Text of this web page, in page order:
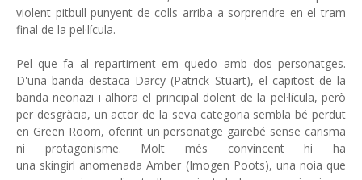
violent pitbull punyent de colls arriba a sorprendre en el tram
final de la pel·lícula.
Pel que fa al repartiment em quedo amb dos personatges.
D'una banda destaca Darcy (Patrick Stuart), el capitost de la
banda neonazi i alhora el principal dolent de la pel·lícula, però
per desgràcia, un actor de la seva categoria sembla bé perdut
en Green Room, oferint un personatge gairebé sense carisma
ni protagonisme. Molt més convincent hi ha
una skingirl anomenada Amber (Imogen Poots), una noia que